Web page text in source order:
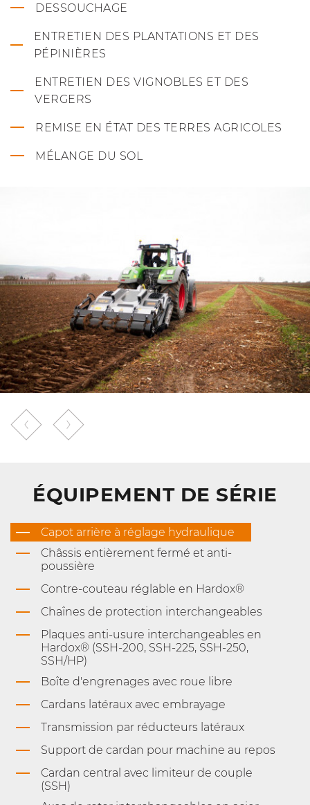
DESSOUCHAGE
ENTRETIEN DES PLANTATIONS ET DES
PÉPINIÈRES
ENTRETIEN DES VIGNOBLES ET DES
VERGERS
REMISE EN ÉTAT DES TERRES AGRICOLES
MÉLANGE DU SOL
ÉQUIPEMENT DE SÉRIE
Capot arrière à réglage hydraulique
Châssis entièrement fermé et anti-
poussière
Contre-couteau réglable en Hardox®
Chaînes de protection interchangeables
Plaques anti-usure interchangeables en
Hardox® (SSH-200, SSH-225, SSH-250,
SSH/HP)
Boîte d'engrenages avec roue libre
Cardans latéraux avec embrayage
Transmission par réducteurs latéraux
Support de cardan pour machine au repos
Cardan central avec limiteur de couple
(SSH)